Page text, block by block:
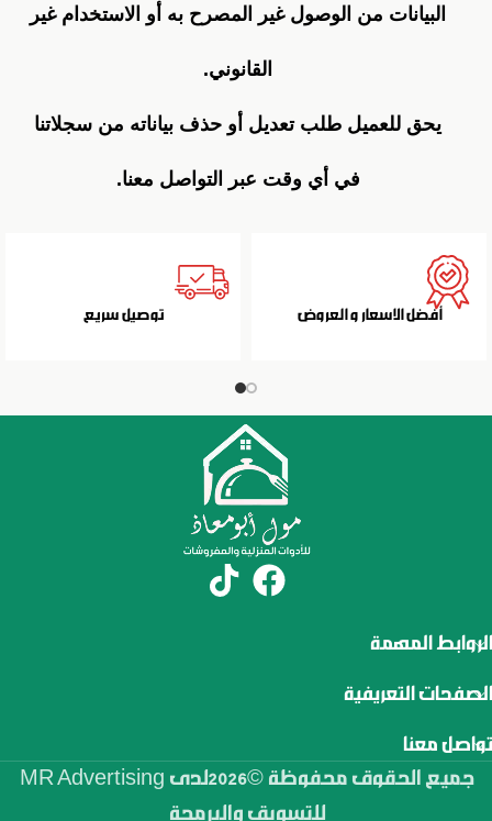
البيانات من الوصول غير المصرح به أو الاستخدام غير
القانوني.
يحق للعميل طلب تعديل أو حذف بياناته من سجلاتنا
في أي وقت عبر التواصل معنا.
أفضل الاسعار و العروض توصيل سريع
الروابط المهمة
الصفحات التعريفية
تواصل معنا
جميع الحقوق محفوظة ©2026لدى MR Advertising
للتسويق والبرمجة